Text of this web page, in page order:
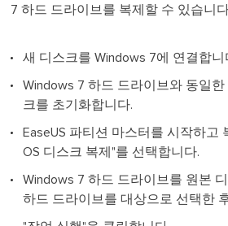
7 하드 드라이브를 복제할 수 있습니
새 디스크를 Windows 7에 연결합니
Windows 7 하드 드라이브와 동일
크를 초기화합니다.
EaseUS 파티션 마스터를 시작하고
OS 디스크 복제"를 선택합니다.
Windows 7 하드 드라이브를 원본
하드 드라이브를 대상으로 선택한